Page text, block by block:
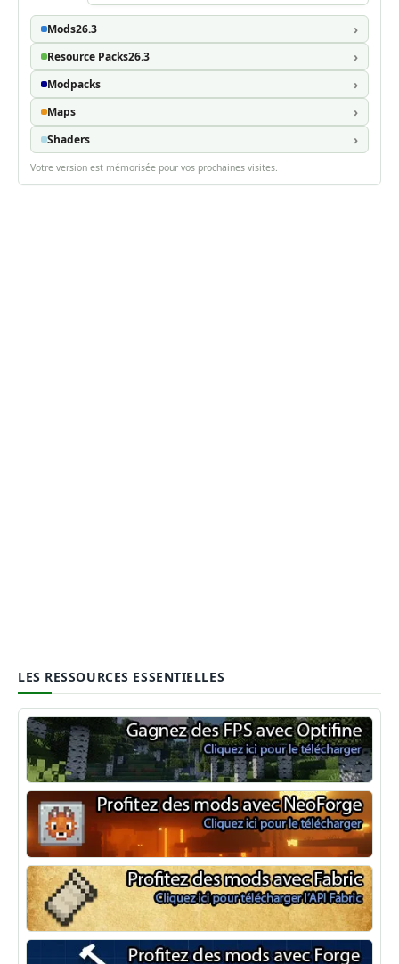
Mods26.3
Resource Packs26.3
Modpacks
Maps
Shaders
Votre version est mémorisée pour vos prochaines visites.
LES RESSOURCES ESSENTIELLES
Optifine
NeoForge
Minecraft Fabric